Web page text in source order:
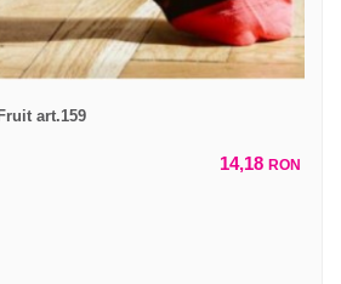
art.159
14,18 RON